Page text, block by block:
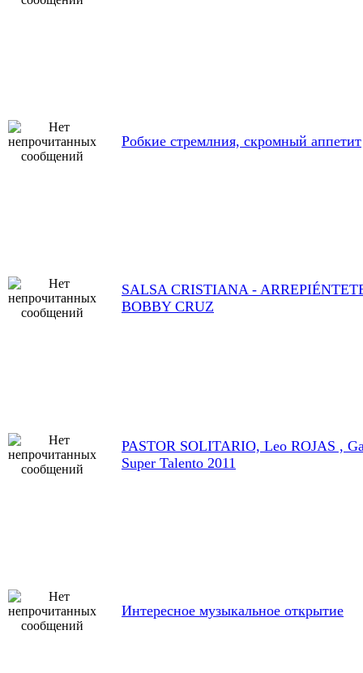
Робкие стремлния, скромный аппетит
SALSA CRISTIANA -
BOBBY CRUZ
PASTOR SOLITARIO, Leo ROJAS ,
Super Talento 2011
Интересное музыкальное открытие